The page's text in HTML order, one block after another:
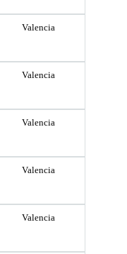
Valencia
Valencia
Valencia
Valencia
Valencia